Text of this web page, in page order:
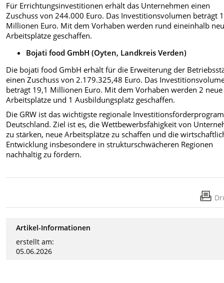
Für Errichtungsinvestitionen erhält das Unternehmen einen
Zuschuss von 244.000 Euro. Das Investitionsvolumen beträgt
Millionen Euro. Mit dem Vorhaben werden rund eineinhalb
Arbeitsplätze geschaffen.
Bojati food GmbH (Oyten, Landkreis Verden)
Die bojati food GmbH erhält für die Erweiterung der
einen Zuschuss von 2.179.325,48 Euro. Das
beträgt 19,1 Millionen Euro. Mit dem Vorhaben werden 2 neue
Arbeitsplätze und 1 Ausbildungsplatz geschaffen.
Die GRW ist das wichtigste regionale
Deutschland. Ziel ist es, die Wettbewerbsfähigkeit von
zu stärken, neue Arbeitsplätze zu schaffen und die
Entwicklung insbesondere in strukturschwächeren Regionen
nachhaltig zu fördern.
Artikel-Informationen
erstellt am:
05.06.2026